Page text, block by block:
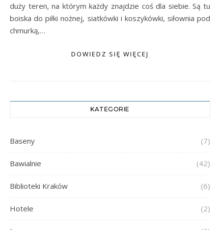
duży teren, na którym każdy znajdzie coś dla siebie. Są tu
boiska do piłki nożnej, siatkówki i koszykówki, siłownia pod
chmurką,…
DOWIEDZ SIĘ WIĘCEJ
KATEGORIE
Baseny (7)
Bawialnie (42)
Biblioteki Kraków (6)
Hotele (2)